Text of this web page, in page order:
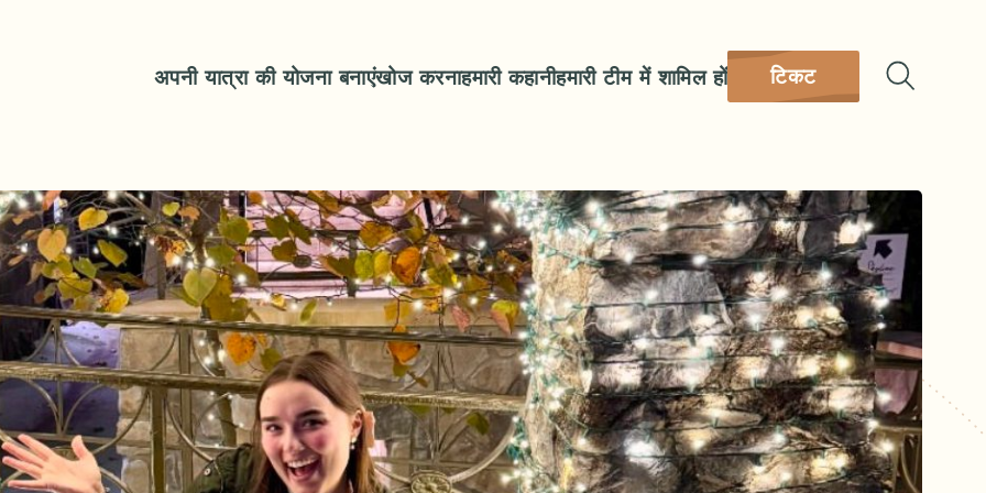
अपनी यात्रा की योजना बनाएंखोज करनाहमारी कहानीहमारी टीम में शामिल हों टिकट